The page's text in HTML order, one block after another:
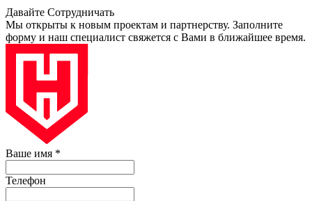
Давайте Сотрудничать
Мы открыты к новым проектам и партнерству. Заполните
форму и наш специалист свяжется с Вами в ближайшее время.
Ваше имя *
Телефон